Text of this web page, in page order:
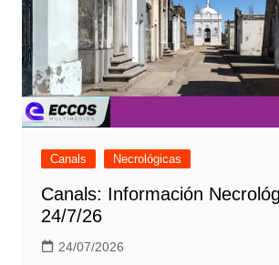
Canals Necrológicas
Canals: Información
24/7/26
24/07/2026